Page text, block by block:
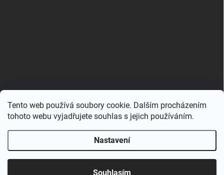
Tento web používá soubory cookie. Dalším procházením
tohoto webu vyjadřujete souhlas s jejich používáním.
Nastavení
Souhlasím
Zboží.cz Heureka.cz Porovnávač.cz